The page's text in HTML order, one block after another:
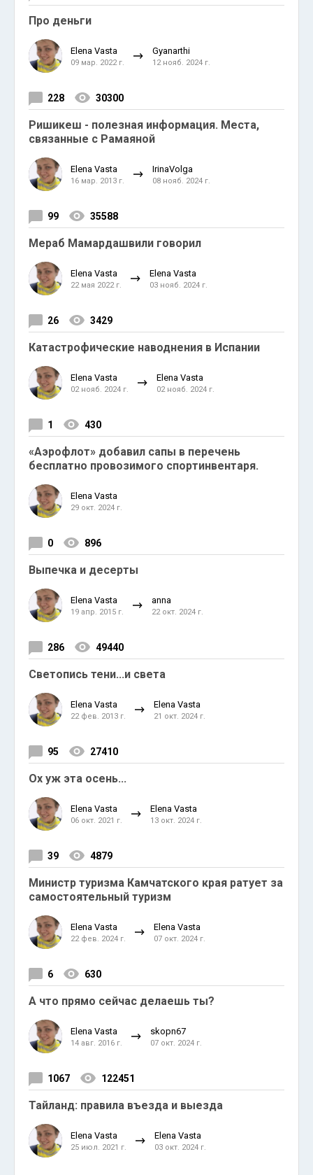
Про деньги
Elena Vasta
09 мар. 2022 г.
Gyanarthi
12 нояб. 2024 г.
228 30300
Ришикеш - полезная информация. Места,
связанные с Рамаяной
Elena Vasta
16 мар. 2013 г.
IrinaVolga
08 нояб. 2024 г.
99 35588
Мераб Мамардашвили говорил
Elena Vasta
22 мая 2022 г.
Elena Vasta
03 нояб. 2024 г.
26 3429
Катастрофические наводнения в Испании
Elena Vasta
02 нояб. 2024 г.
Elena Vasta
02 нояб. 2024 г.
1 430
«Аэрофлот» добавил сапы в перечень
бесплатно провозимого спортинвентаря.
Elena Vasta
29 окт. 2024 г.
0 896
Выпечка и десерты
Elena Vasta
19 апр. 2015 г.
anna
22 окт. 2024 г.
286 49440
Светопись тени...и света
Elena Vasta
22 фев. 2013 г.
Elena Vasta
21 окт. 2024 г.
95 27410
Ох уж эта осень...
Elena Vasta
06 окт. 2021 г.
Elena Vasta
13 окт. 2024 г.
39 4879
Министр туризма Камчатского края ратует за
самостоятельный туризм
Elena Vasta
22 фев. 2024 г.
Elena Vasta
07 окт. 2024 г.
6 630
А что прямо сейчас делаешь ты?
Elena Vasta
14 авг. 2016 г.
skopn67
07 окт. 2024 г.
1067 122451
Тайланд: правила въезда и выезда
Elena Vasta
25 июл. 2021 г.
Elena Vasta
03 окт. 2024 г.